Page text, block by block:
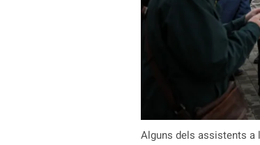
Alguns dels assistents a